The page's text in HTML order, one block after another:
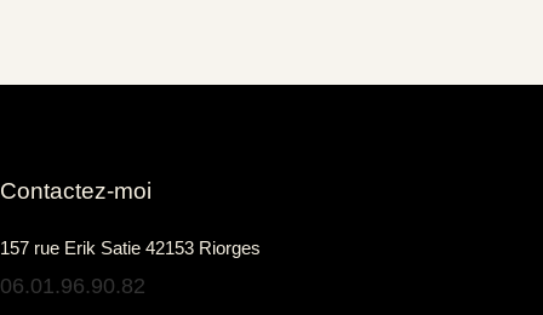
Contactez-moi
157 rue Erik Satie 42153 Riorges
06.01.96.90.82